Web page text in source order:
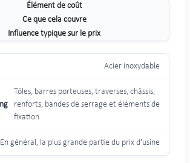
Élément de coût
Ce que cela couvre
Influence typique sur le prix
Acier inoxydable
Tôles, barres porteuses, traverses, châssis,
renforts, bandes de serrage et éléments de
fixation
En général, la plus grande partie du prix d'usine